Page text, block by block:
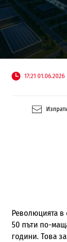
17:21 01.06.2026
Революцията в
50 пъти по-
години. Това